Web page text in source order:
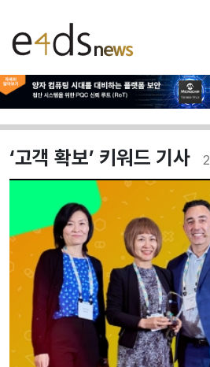
‘고객 확보’ 키워드 기사 2